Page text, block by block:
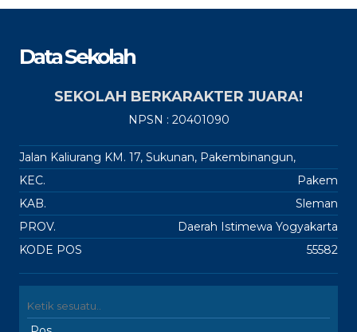
Data Sekolah
SEKOLAH BERKARAKTER JUARA!
NPSN : 20401090
Jalan Kaliurang KM. 17, Sukunan, Pakembinangun,
KEC.
Pakem
KAB.
Sleman
PROV.
Daerah Istimewa Yogyakarta
KODE POS
55582